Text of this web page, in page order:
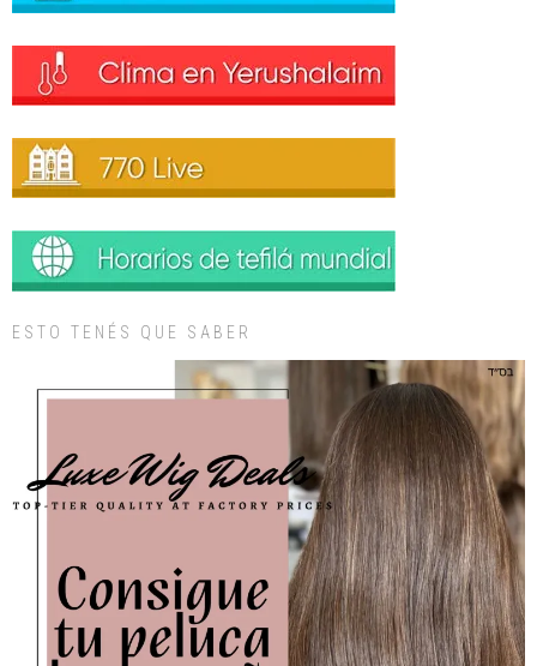
ESTO TENÉS QUE SABER